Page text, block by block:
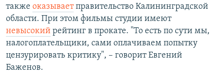
также оказываетправительство Калининградской
области. При этом фильмы студии имеют
невысокий рейтинг в прокате. "То есть по сути мы,
налогоплательщики, сами оплачиваем попытку
цензурировать критику", – говорит Евгений
Баженов.